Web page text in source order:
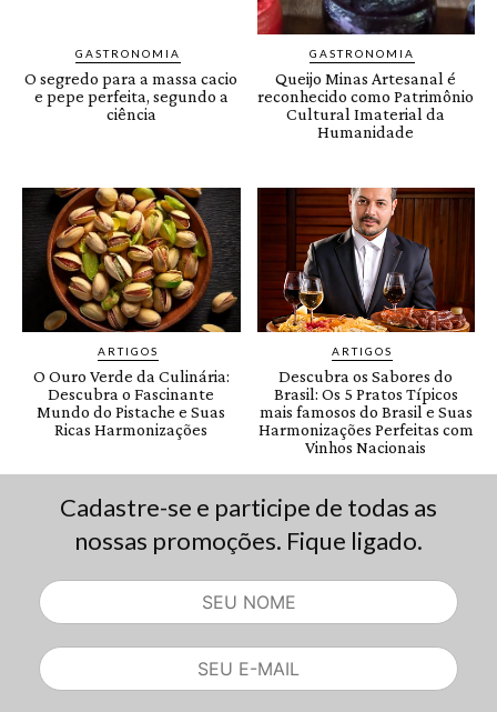
Cadastre-se e participe de todas as
nossas promoções. Fique ligado.